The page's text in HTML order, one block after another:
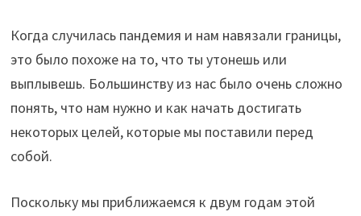
Когда случилась пандемия и нам навязали границы,
это было похоже на то, что ты утонешь или
выплывешь. Большинству из нас было очень сложно
понять, что нам нужно и как начать достигать
некоторых целей, которые мы поставили перед
собой.
Поскольку мы приближаемся к двум годам этой